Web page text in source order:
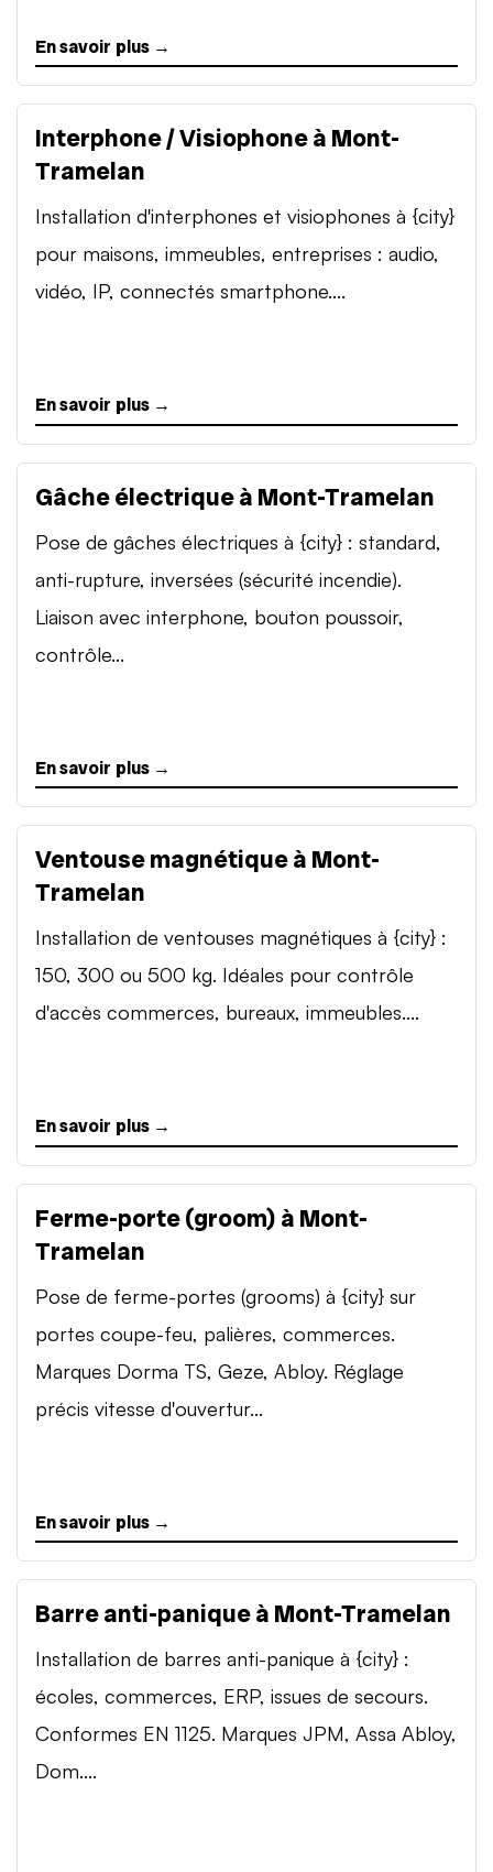
En savoir plus →
Interphone / Visiophone à Mont-
Tramelan
Installation d'interphones et visiophones à {city}
pour maisons, immeubles, entreprises : audio,
vidéo, IP, connectés smartphone....
En savoir plus →
Gâche électrique à Mont-Tramelan
Pose de gâches électriques à {city} : standard,
anti-rupture, inversées (sécurité incendie).
Liaison avec interphone, bouton poussoir,
contrôle...
En savoir plus →
Ventouse magnétique à Mont-
Tramelan
Installation de ventouses magnétiques à {city} :
150, 300 ou 500 kg. Idéales pour contrôle
d'accès commerces, bureaux, immeubles....
En savoir plus →
Ferme-porte (groom) à Mont-
Tramelan
Pose de ferme-portes (grooms) à {city} sur
portes coupe-feu, palières, commerces.
Marques Dorma TS, Geze, Abloy. Réglage
précis vitesse d'ouvertur...
En savoir plus →
Barre anti-panique à Mont-Tramelan
Installation de barres anti-panique à {city} :
écoles, commerces, ERP, issues de secours.
Conformes EN 1125. Marques JPM, Assa Abloy,
Dom....